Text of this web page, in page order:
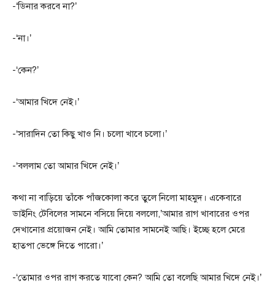
-‘ডিনার করবে না?’
-‘না।’
-‘কেন?’
-‘আমার খিদে নেই।’
-‘সারাদিন তো কিছু খাও নি। চলো খাবে চলো।’
-‘বললাম তো আমার খিদে নেই।’
কথা না বাড়িয়ে তাঁকে পাঁজকোলা করে তুলে নিলো মাহমুদ। একেবারে
ডাইনিং টেবিলের সামনে বসিয়ে দিয়ে বললো,’আমার রাগ খাবারের ওপর
দেখানোর প্রয়োজন নেই। আমি তোমার সামনেই আছি। ইচ্ছে হলে মেরে
হাতপা ভেঙ্গে দিতে পারো।’
-‘তোমার ওপর রাগ করতে যাবো কেন? আমি তো বলেছি আমার খিদে নেই।’